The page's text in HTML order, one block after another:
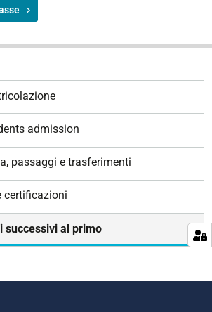
admission
passaggi e trasferimenti
certificazioni
successivi al primo